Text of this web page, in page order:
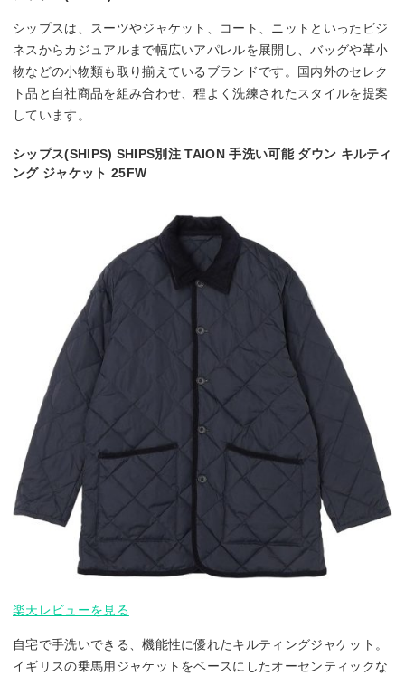
シップスは、スーツやジャケット、コート、ニットといったビジ
ネスからカジュアルまで幅広いアパレルを展開し、バッグや革小
物などの小物類も取り揃えているブランドです。国内外のセレク
ト品と自社商品を組み合わせ、程よく洗練されたスタイルを提案
しています。
シップス(SHIPS) SHIPS別注 TAION 手洗い可能 ダウン キルティ
ング ジャケット 25FW
楽天レビューを見る
自宅で手洗いできる、機能性に優れたキルティングジャケット。
イギリスの乗馬用ジャケットをベースにしたオーセンティックな